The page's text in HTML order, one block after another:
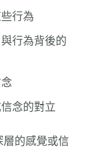
行為
行為背後的
念的對立
的感覺或信